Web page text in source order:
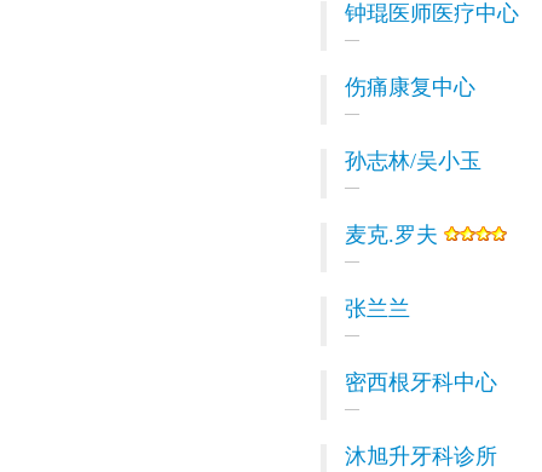
钟琨医师医疗中心
伤痛康复中心
孙志林/吴小玉
麦克.罗夫
张兰兰
密西根牙科中心
沐旭升牙科诊所